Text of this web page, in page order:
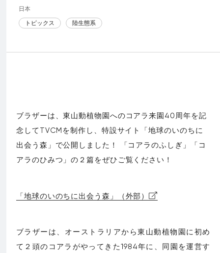
日本
トピックス 陸生態系
ブラザーは、東山動植物園へのコアラ来園40周年を記
念してTVCMを制作し、特設サイト「地球のいのちに
出会う森」で公開しました！ 「コアラのふしぎ」「コ
アラのひみつ」の２篇をぜひご覧ください！
「地球のいのちに出会う森」（外部）
ブラザーは、オーストラリアから東山動植物園に初め
て２頭のコアラがやってきた1984年に、同園を運営す